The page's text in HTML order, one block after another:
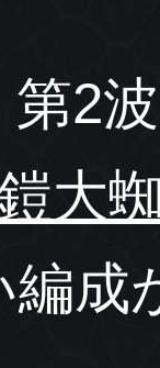
2
大
編成